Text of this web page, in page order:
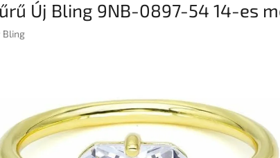
Új Bling 9NB-0897-54 14-es
Bling